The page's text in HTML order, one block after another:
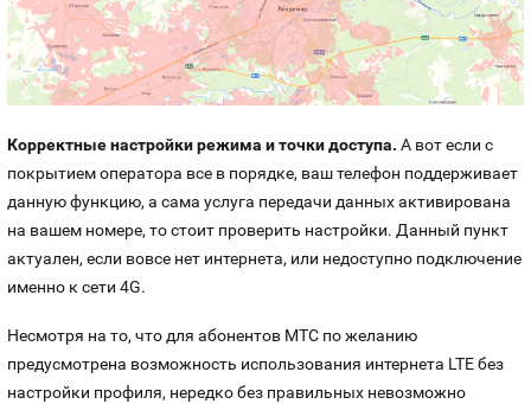
Корректные настройки режима и точки доступа. А вот если с
покрытием оператора все в порядке, ваш телефон поддерживает
данную функцию, а сама услуга передачи данных активирована
на вашем номере, то стоит проверить настройки. Данный пункт
актуален, если вовсе нет интернета, или недоступно подключение
именно к сети 4G.
Несмотря на то, что для абонентов МТС по желанию
предусмотрена возможность использования интернета LTE без
настройки профиля, нередко без правильных невозможно